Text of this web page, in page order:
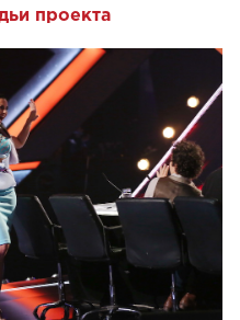
проекта